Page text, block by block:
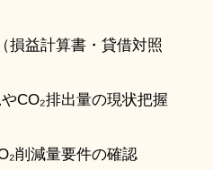
損益計算書・貸借対照
CO₂排出量の現状把握
削減量要件の確認